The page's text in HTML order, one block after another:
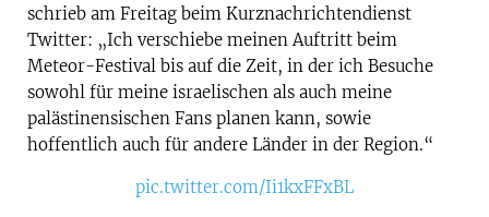
schrieb am Freitag beim Kurznachrichtendienst
Twitter: „Ich verschiebe meinen Auftritt beim
Meteor-Festival bis auf die Zeit, in der ich Besuche
sowohl für meine israelischen als auch meine
palästinensischen Fans planen kann, sowie
hoffentlich auch für andere Länder in der Region.“
pic.twitter.com/Ii1kxFFxBL